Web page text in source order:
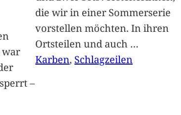
war
–
die wir in einer Sommerserie
vorstellen möchten. In ihren
Ortsteilen und auch …
Karben, Schlagzeilen